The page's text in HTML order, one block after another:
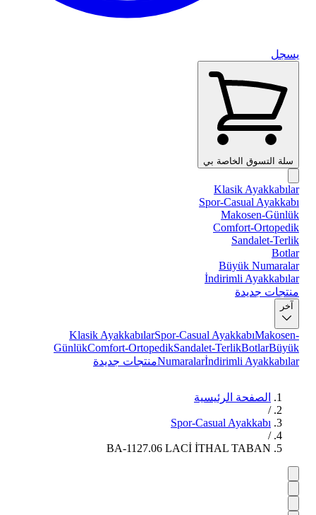
يسجل
سلة التسوق الخاصة بي
Klasik Ayakkabılar
Spor-Casual Ayakkabı
Makosen-Günlük
Comfort-Ortopedik
Sandalet-Terlik
Botlar
Büyük Numaralar
İndirimli Ayakkabılar
منتجات جديدة
آخر
Klasik AyakkabılarSpor-Casual AyakkabıMakosen-
GünlükComfort-OrtopedikSandalet-TerlikBotlarBüyük
Numaralarİndirimli Ayakkabılar منتجات جديدة
الصفحة الرئيسية
/
Spor-Casual Ayakkabı
/
BA-1127.06 LACİ İTHAL TABAN